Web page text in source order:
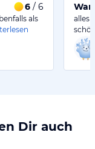
6 / 6
als
War
alles
Dir auch